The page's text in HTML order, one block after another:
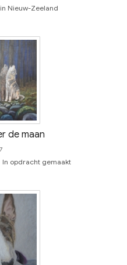
Nieuw-Zeeland
de maan
In opdracht gemaakt